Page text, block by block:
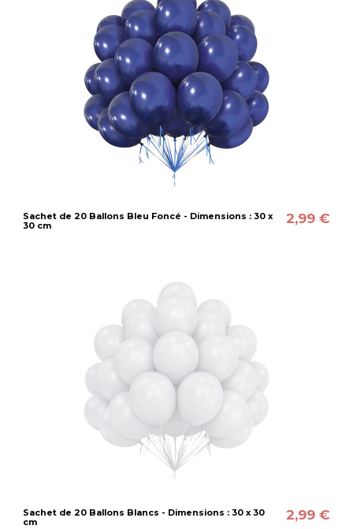
Sachet de 20 Ballons Bleu Foncé - Dimensions : 30 x
30 cm
2,99 €
Sachet de 20 Ballons Blancs - Dimensions : 30 x 30
cm
2,99 €